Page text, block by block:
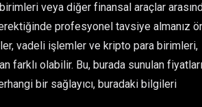
veya diğer finansal araçlar
profesyonel tavsiye almanız
vadeli işlemler ve kripto para birimleri,
farklı olabilir. Bu, burada sunulan
bir sağlayıcı, buradaki bilgileri